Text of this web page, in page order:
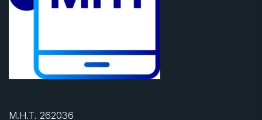
Μ.Η.Τ. 262036